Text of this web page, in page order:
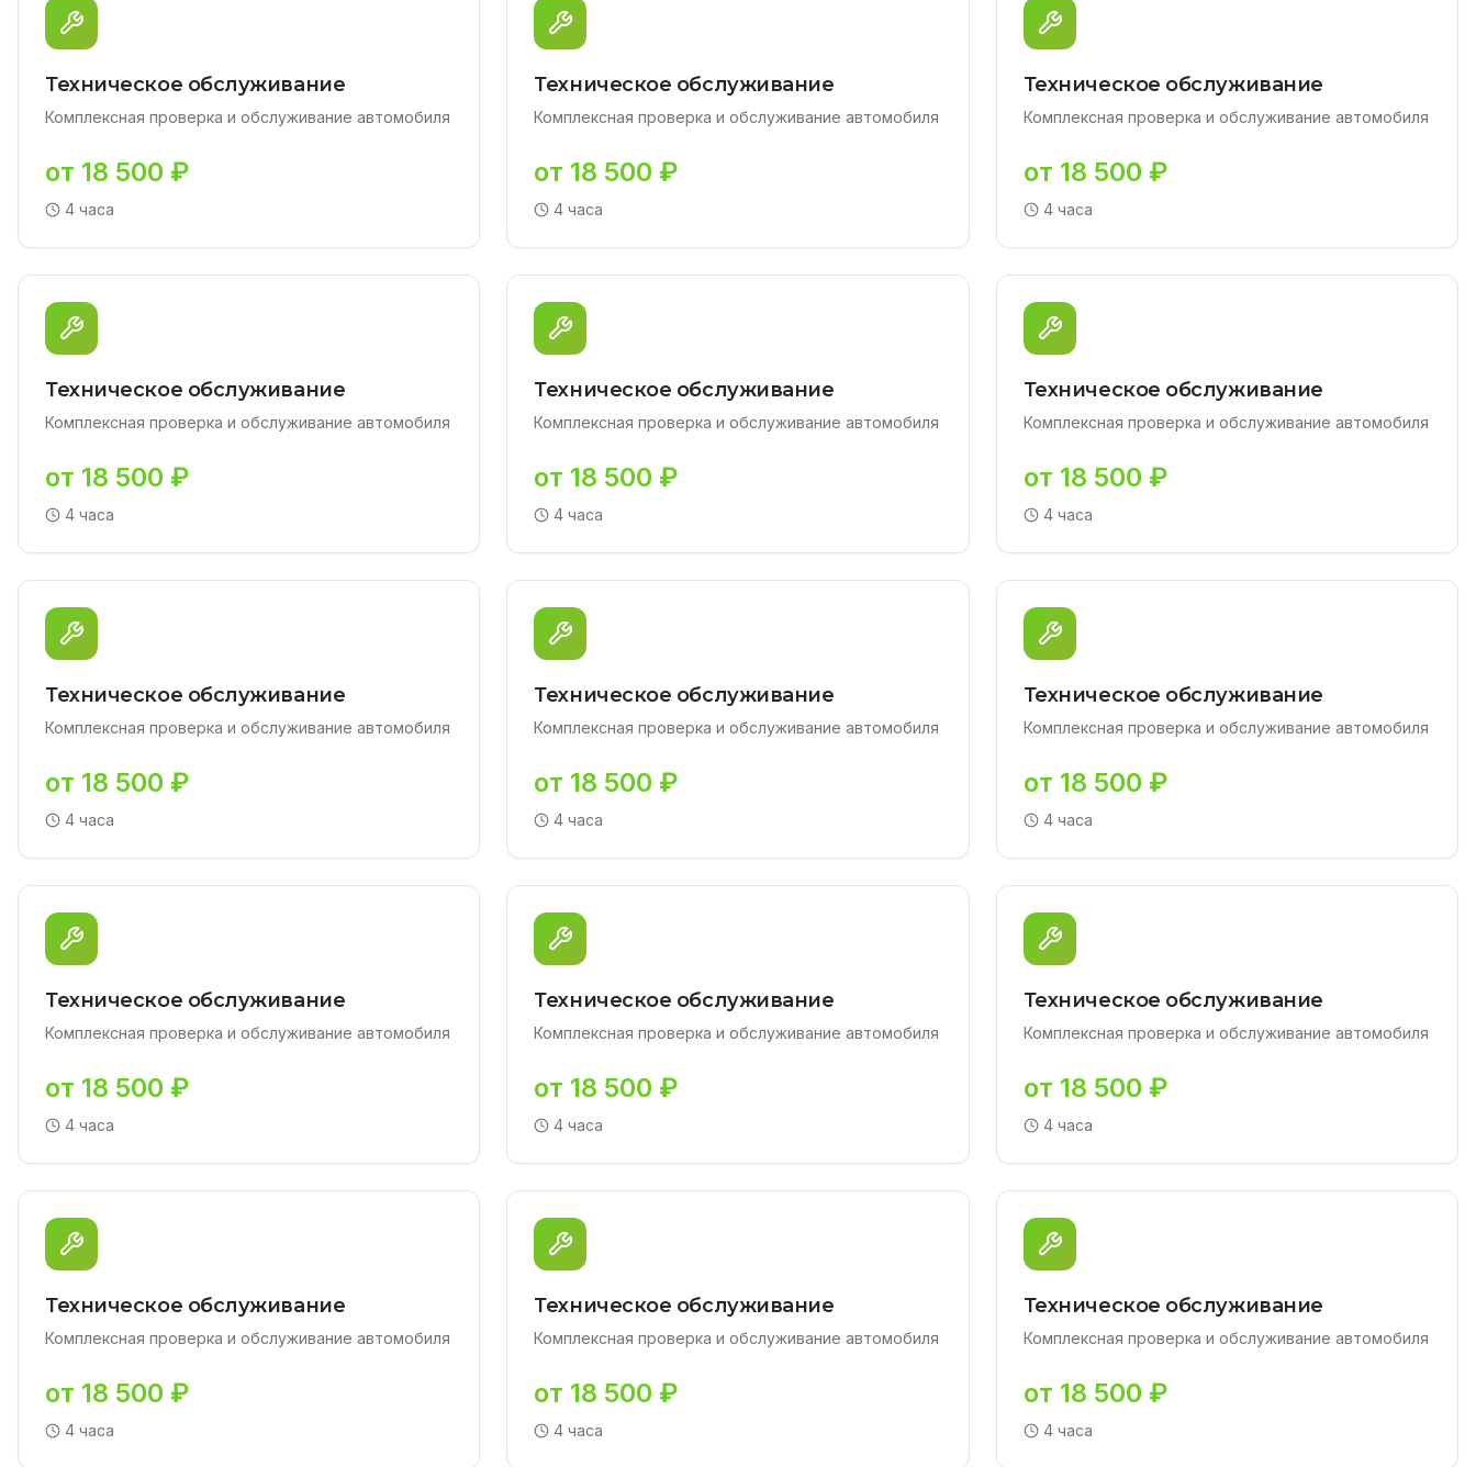
Техническое обслуживание
Комплексная проверка и обслуживание автомобиля
от 18 500 ₽
4 часа
Техническое обслуживание
Комплексная проверка и обслуживание автомобиля
от 18 500 ₽
4 часа
Техническое обслуживание
Комплексная проверка и обслуживание автомобиля
от 18 500 ₽
4 часа
Техническое обслуживание
Комплексная проверка и обслуживание автомобиля
от 18 500 ₽
4 часа
Техническое обслуживание
Комплексная проверка и обслуживание автомобиля
от 18 500 ₽
4 часа
Техническое обслуживание
Комплексная проверка и обслуживание автомобиля
от 18 500 ₽
4 часа
Техническое обслуживание
Комплексная проверка и обслуживание автомобиля
от 18 500 ₽
4 часа
Техническое обслуживание
Комплексная проверка и обслуживание автомобиля
от 18 500 ₽
4 часа
Техническое обслуживание
Комплексная проверка и обслуживание автомобиля
от 18 500 ₽
4 часа
Техническое обслуживание
Комплексная проверка и обслуживание автомобиля
от 18 500 ₽
4 часа
Техническое обслуживание
Комплексная проверка и обслуживание автомобиля
от 18 500 ₽
4 часа
Техническое обслуживание
Комплексная проверка и обслуживание автомобиля
от 18 500 ₽
4 часа
Техническое обслуживание
Комплексная проверка и обслуживание автомобиля
от 18 500 ₽
4 часа
Техническое обслуживание
Комплексная проверка и обслуживание автомобиля
от 18 500 ₽
4 часа
Техническое обслуживание
Комплексная проверка и обслуживание автомобиля
от 18 500 ₽
4 часа